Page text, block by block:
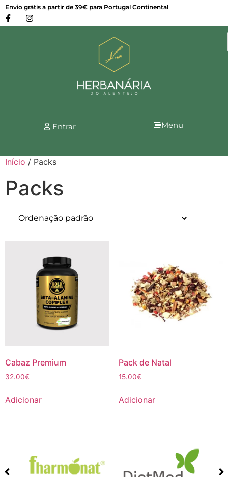
Envio grátis a partir de 39€ para Portugal Continental
Entrar Menu
Início / Packs
Packs
Cabaz Premium
32.00€
Adicionar
Pack de Natal
15.00€
Adicionar